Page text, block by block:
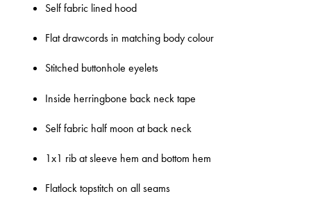
Self fabric lined hood
Flat drawcords in matching body colour
Stitched buttonhole eyelets
Inside herringbone back neck tape
Self fabric half moon at back neck
1x1 rib at sleeve hem and bottom hem
Flatlock topstitch on all seams